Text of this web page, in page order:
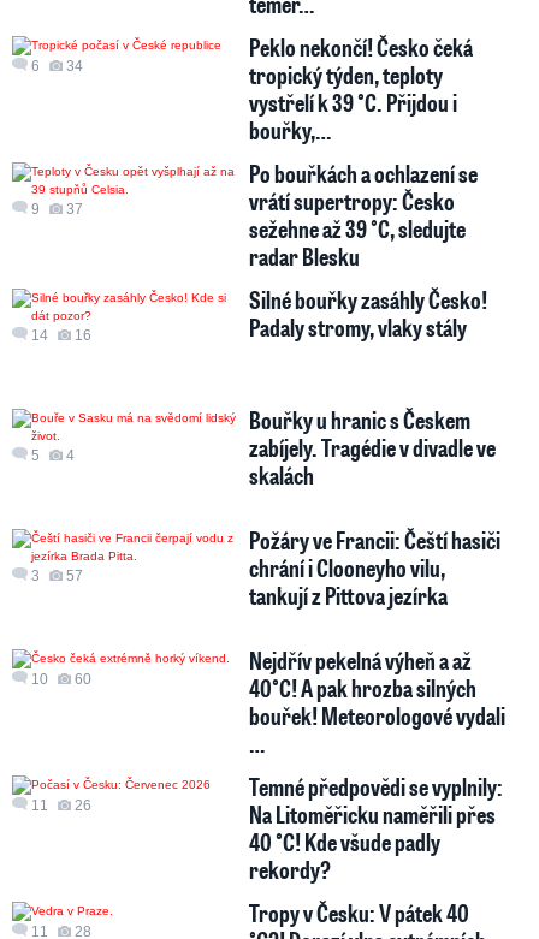
6 34
Peklo nekončí! Česko čeká
tropický týden, teploty
vystřelí k 39 °C. Přijdou i
bouřky,…
9 37
Po bouřkách a ochlazení se
vrátí supertropy: Česko
sežehne až 39 °C, sledujte
radar Blesku
14 16
Silné bouřky zasáhly Česko!
Padaly stromy, vlaky stály
5 4
Bouřky u hranic s Českem
zabíjely. Tragédie v divadle ve
skalách
3 57
Požáry ve Francii: Čeští hasiči
chrání i Clooneyho vilu,
tankují z Pittova jezírka
10 60
Nejdřív pekelná výheň a až
40°C! A pak hrozba silných
bouřek! Meteorologové vydali
…
11 26
Temné předpovědi se vyplnily:
Na Litoměřicku naměřili přes
40 °C! Kde všude padly
rekordy?
11 28
Tropy v Česku: V pátek 40